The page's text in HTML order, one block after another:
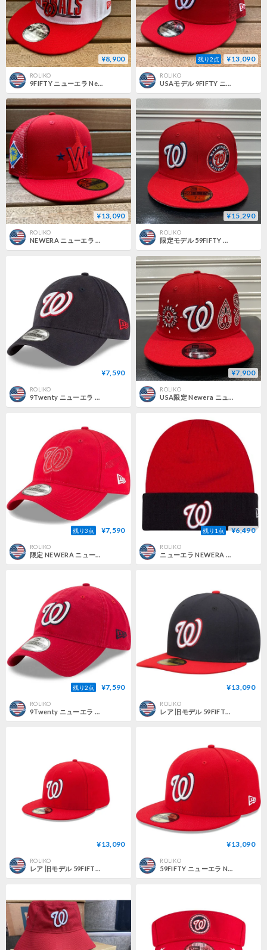
¥8,900
ROLIKO
9FIFTY ニューエラ Newera ワシントン ナショナルズ Nationals 白/赤 RetroTitle MLB
残り2点 ¥13,090
ROLIKO
USAモデル 9FIFTY ニューエラ MLB ナショナルズ Nationals クラシック トラッカーキャップ
¥13,090
ROLIKO
NEWERA ニューエラ 59FIFTY 限定SpringTraining メッシュキャップ Nationals ナショナルズ
¥15,290
ROLIKO
限定モデル 59FIFTY ニューエラ Newera プレスティージ Nationals ワシントン ナショナルズ MLB
¥7,590
ROLIKO
9Twenty ニューエラ NEWERA ワシントン ナショナルズ MLB ストラップバックキャップ 紺
¥7,900
ROLIKO
USA限定 Newera ニューエラ 9FIFTY ペイズリー スナップバック MLB ワシントン ナショナルズ
残り3点 ¥7,590
ROLIKO
残り1点 ¥6,490
ROLIKO
残り2点 ¥7,590
ROLIKO
9Twenty ニューエラ NEWERA ワシントン Nationals ナショナルズ MLB プ ストラップバックキャップ
¥13,090
ROLIKO
レア 旧モデル 59FIFTY ニューエラ Newera ワシントン ナショナルズ Nationals 公式 alternate (30-2)
¥13,090
ROLIKO
レア 旧モデル 59FIFTY ニューエラ Newera ワシントン ナショナルズ Nationals 公式 game (30-1)
¥13,090
ROLIKO
59FIFTY ニューエラ Newera ワシントン ナショナルズ Nationals オーセンティック game (30-1)